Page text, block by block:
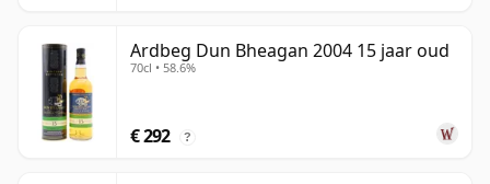
Ardbeg Dun Bheagan 2004 15 jaar oud
70cl • 58.6%
€ 292 ?